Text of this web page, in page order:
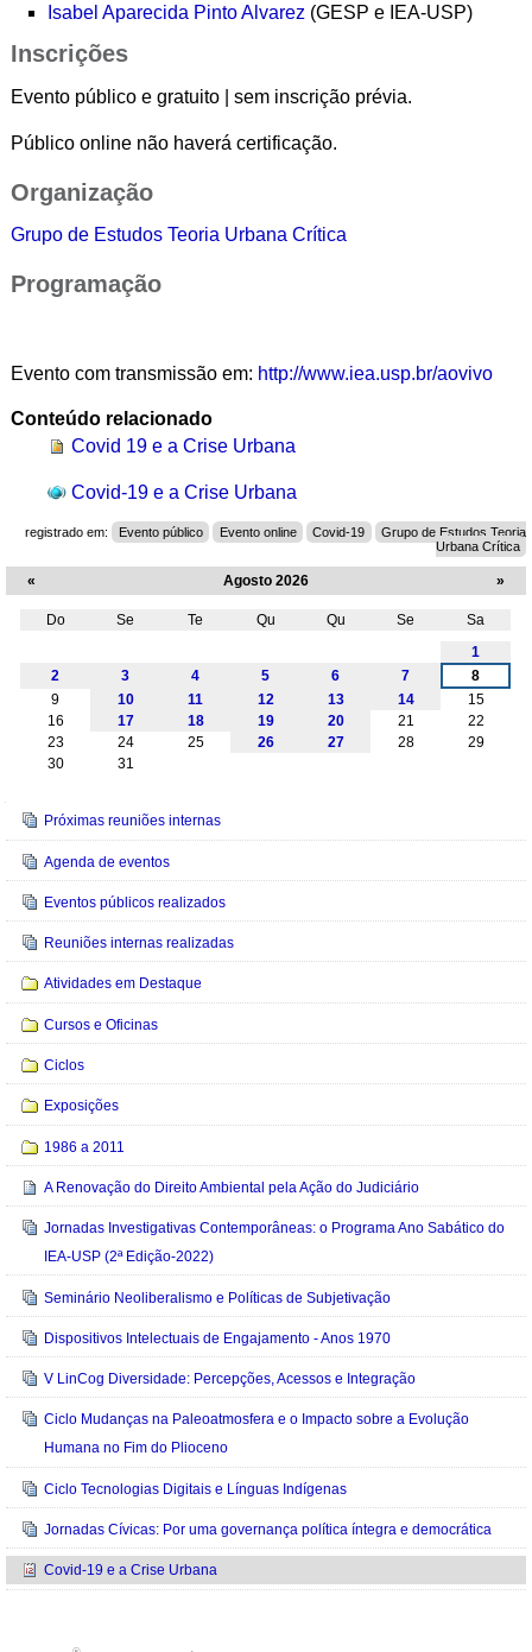
Isabel Aparecida Pinto Alvarez (GESP e IEA-USP)
Inscrições
Evento público e gratuito | sem inscrição prévia.
Público online não haverá certificação.
Organização
Grupo de Estudos Teoria Urbana Crítica
Programação
Evento com transmissão em: http://www.iea.usp.br/aovivo
Conteúdo relacionado
Covid 19 e a Crise Urbana
Covid-19 e a Crise Urbana
registrado em: Evento público Evento online Covid-19
Grupo de Estudos Teoria
Urbana Crítica
« Agosto 2026 »
Do Se Te Qu Qu Se
Sa
1
2
3 4 5 6 7
8
9
10 11 12 13 14
15
16
17 18 19 20 21
22
23
24 25 26 27 28
29
30
31
Navegação
Próximas reuniões internas
Agenda de eventos
Eventos públicos realizados
Reuniões internas realizadas
Atividades em Destaque
Cursos e Oficinas
Ciclos
Exposições
1986 a 2011
A Renovação do Direito Ambiental pela Ação do Judiciário
Jornadas Investigativas Contemporâneas: o Programa Ano Sabático do
IEA-USP (2ª Edição-2022)
Seminário Neoliberalismo e Políticas de Subjetivação
Dispositivos Intelectuais de Engajamento - Anos 1970
V LinCog Diversidade: Percepções, Acessos e Integração
Ciclo Mudanças na Paleoatmosfera e o Impacto sobre a Evolução
Humana no Fim do Plioceno
Ciclo Tecnologias Digitais e Línguas Indígenas
Jornadas Cívicas: Por uma governança política íntegra e democrática
Covid-19 e a Crise Urbana